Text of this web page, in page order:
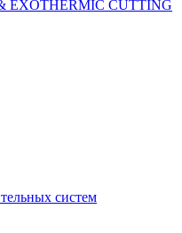
EXOTHERMIC CUTTING
систем